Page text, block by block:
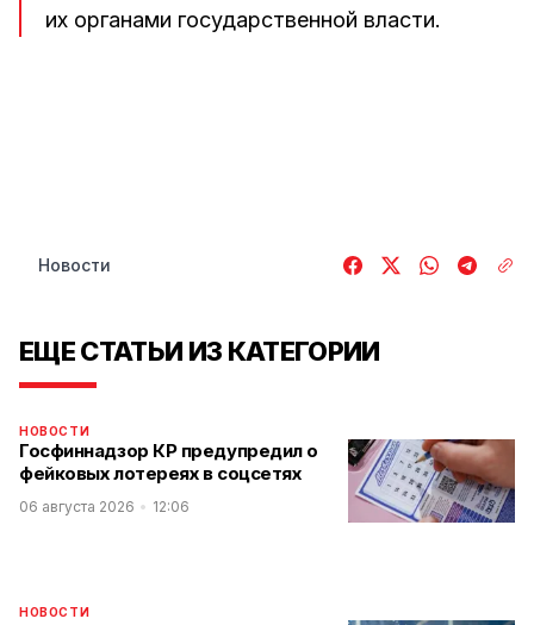
их органами государственной власти.
Новости
ЕЩЕ СТАТЬИ ИЗ КАТЕГОРИИ
НОВОСТИ
Госфиннадзор КР предупредил о
фейковых лотереях в соцсетях
06 августа 2026 12:06
НОВОСТИ